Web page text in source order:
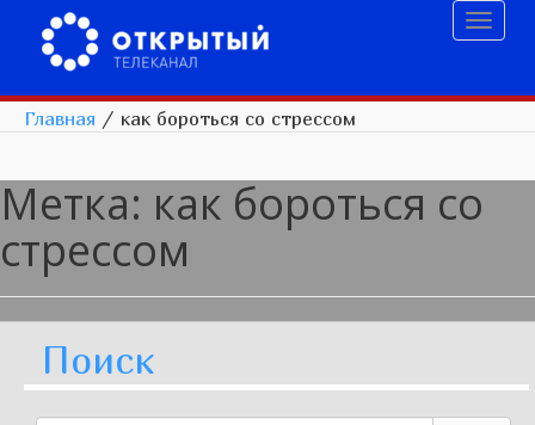
Главная / как бороться со стрессом
Метка: как бороться со
стрессом
Поиск